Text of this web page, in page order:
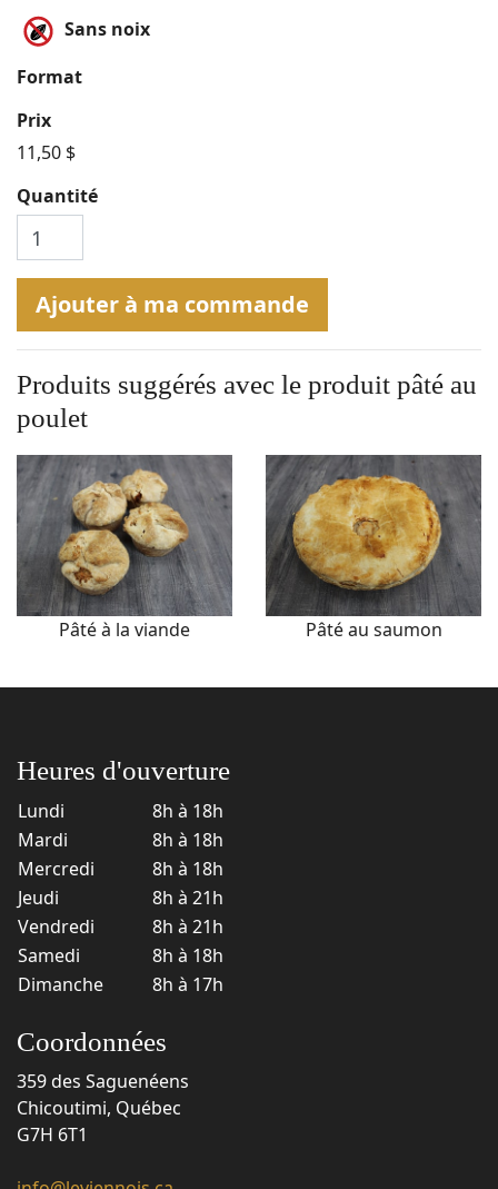
Sans noix
Format
Prix
11,50 $
Quantité
Ajouter à ma commande
Produits suggérés avec le produit pâté au
poulet
Pâté à la viande Pâté au saumon
Heures d'ouverture
Lundi
8h à 18h
Mardi
8h à 18h
Mercredi
8h à 18h
Jeudi
8h à 21h
Vendredi
8h à 21h
Samedi
8h à 18h
Dimanche
8h à 17h
Coordonnées
359 des Saguenéens
Chicoutimi, Québec
G7H 6T1